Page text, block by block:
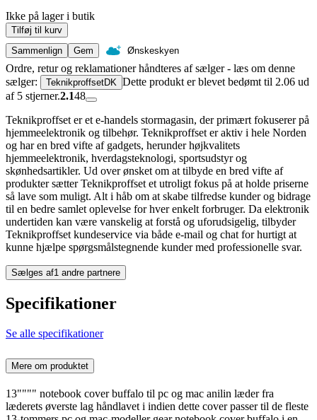
Ikke på lager i butik
Tilføj til kurv
Sammenlign
Gem Ønskeskyen
Ordre, retur og reklamationer håndteres af sælger - læs om denne
sælger:
TeknikproffsetDK Dette produkt er blevet bedømt til 2.06 ud
af 5 stjerner.2.148
Teknikproffset er et e-handels stormagasin, der primært fokuserer på
hjemmeelektronik og tilbehør. Teknikproffset er aktiv i hele Norden
og har en bred vifte af gadgets, herunder højkvalitets
hjemmeelektronik, hverdagsteknologi, sportsudstyr og
skønhedsartikler. Ud over ønsket om at tilbyde en bred vifte af
produkter sætter Teknikproffset et utroligt fokus på at holde priserne
så lave som muligt. Alt i håb om at skabe tilfredse kunder og bidrage
til en bedre samlet oplevelse for hver enkelt forbruger. Da elektronik
undertiden kan være vanskelig at forstå og uforudsigelig, tilbyder
Teknikproffset kundeservice via både e-mail og chat for hurtigt at
kunne hjælpe spørgsmålstegnende kunder med professionelle svar.
Sælges af1 andre partnere
Specifikationer
Se alle specifikationer
Mere om produktet
13"""" notebook cover buffalo til pc og mac anilin læder fra
læderets øverste lag håndlavet i indien dette cover passer til de fleste